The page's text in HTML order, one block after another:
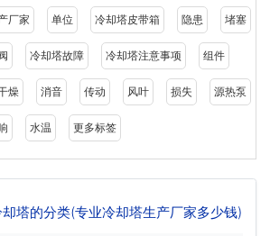
厂家 单位 冷却塔皮带箱 隐患 堵塞
冷却塔故障 冷却塔注意事项 组件
燥 消音 传动 风叶 损失 源热泵
水温 更多标签
塔的分类(专业冷却塔生产厂家多少钱)